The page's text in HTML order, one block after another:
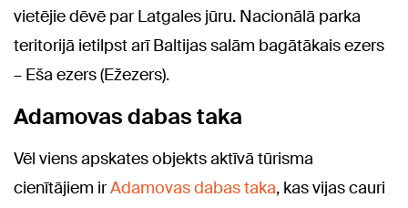
vietējie dēvē par Latgales jūru. Nacionālā parka
teritorijā ietilpst arī Baltijas salām bagātākais ezers
– Eša ezers (Ežezers).
Adamovas dabas taka
Vēl viens apskates objekts aktīvā tūrisma
cienītājiem irAdamovas dabas taka, kas vijas cauri